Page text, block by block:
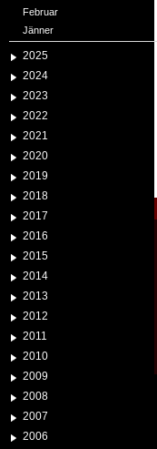
Februar
Jänner
2025
2024
2023
2022
2021
2020
2019
2018
2017
2016
2015
2014
2013
2012
2011
2010
2009
2008
2007
2006